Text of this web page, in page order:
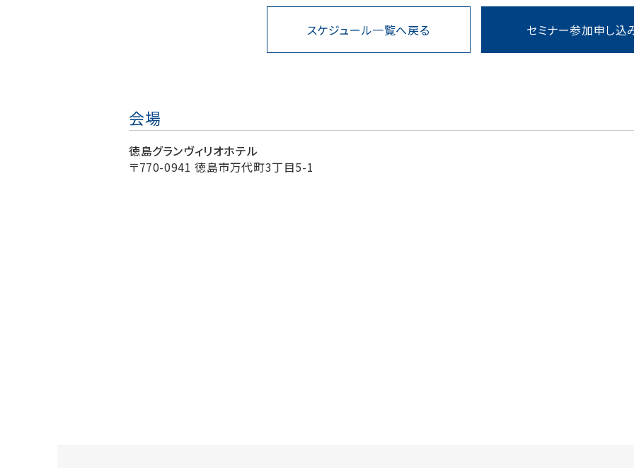
スケジュール一覧へ戻る セミナー参加申し込
会場
徳島グランヴィリオホテル
〒770-0941 徳島市万代町3丁目5-1